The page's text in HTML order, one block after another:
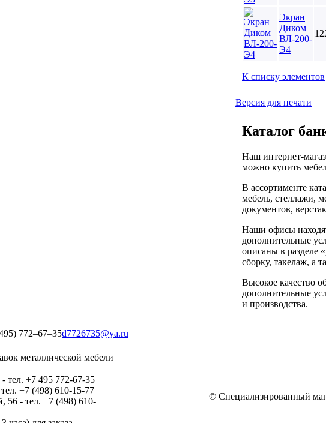
Экран
Диком
ВЛ-200-
Э4
К списку элементов
Версия для печати
Каталог
Наш интернет-
можно купить
В ассортименте
мебель, стеллажи,
документов,
Наши офисы
дополнительные
описаны в разделе
сборку, такелаж, а
Высокое качество
дополнительные
и производства.
772‒67‒35d7726735@ya.ru
металлической мебели
тел. +7 495 772-67-35
+7 (498) 610-15-77
- тел. +7 (498) 610-
© Специализированный